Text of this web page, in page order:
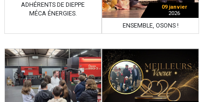
ADHÉRENTS DE DIEPPE
MÉCA ÉNERGIES.
09 janvier
2026
ENSEMBLE, OSONS !